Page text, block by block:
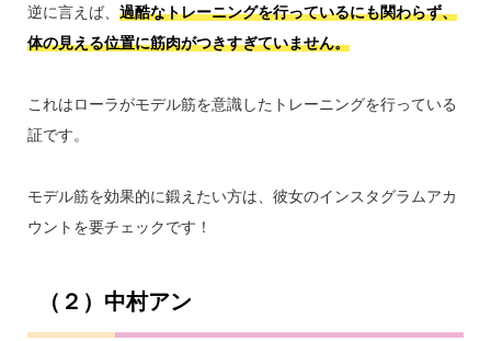
逆に言えば、 過酷なトレーニングを行っているにも関わらず、
体の見える位置に筋肉がつきすぎていません。
これはローラがモデル筋を意識したトレーニングを行っている
証です。
モデル筋を効果的に鍛えたい方は、彼女のインスタグラムアカ
ウントを要チェックです！
（２）中村アン